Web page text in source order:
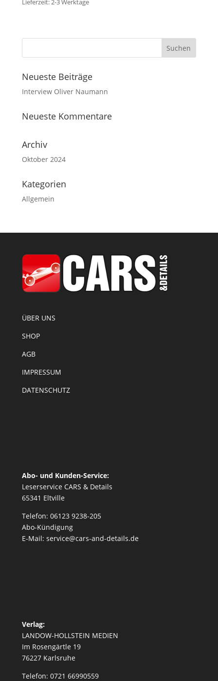
Lieferzeit:2-3 Werktage
Neueste Beiträge
Interview Oliver Naumann
Neueste Kommentare
Archiv
Oktober 2024
Kategorien
Allgemein
ÜBER UNS
SHOP
AGB
IMPRESSUM
DATENSCHUTZ
Abo- und Kunden-Service:
Leserservice CARS & Details
65341 Eltville
Telefon: 06123 9238-205
Abo-Kündigung
E-Mail: service@cars-and-details.de
Verlag:
LANDOW-HOLLSTEIN MEDIEN
Im Rosengärtle 19
76227 Karlsruhe
Telefon: 0721 66990559